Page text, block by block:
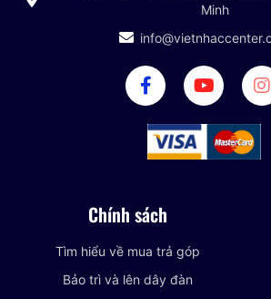
Minh
Chính sách
Tìm hiểu về mua trả góp
Bảo trì và lên dây đàn